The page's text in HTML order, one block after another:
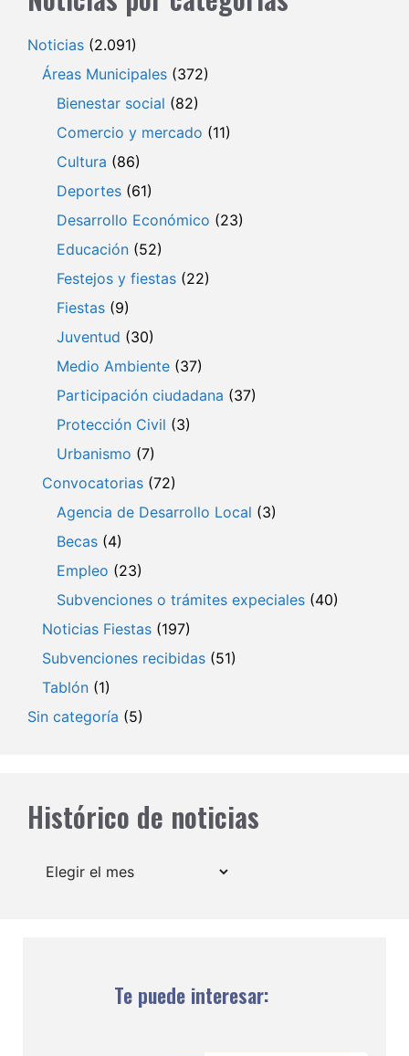
Noticias (2.091)
Áreas Municipales (372)
Bienestar social (82)
Comercio y mercado (11)
Cultura (86)
Deportes (61)
Desarrollo Económico (23)
Educación (52)
Festejos y fiestas (22)
Fiestas (9)
Juventud (30)
Medio Ambiente (37)
Participación ciudadana (37)
Protección Civil (3)
Urbanismo (7)
Convocatorias (72)
Agencia de Desarrollo Local (3)
Becas (4)
Empleo (23)
Subvenciones o trámites expeciales (40)
Noticias Fiestas (197)
Subvenciones recibidas (51)
Tablón (1)
Sin categoría (5)
Histórico de noticias
Archivos
Te puede interesar: